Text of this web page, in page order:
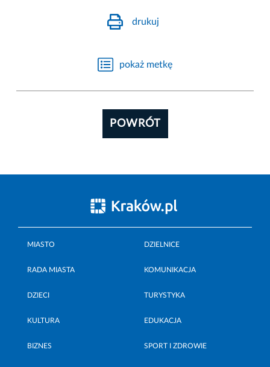
drukuj
pokaż metkę
POWRÓT
MIASTO DZIELNICE
RADA MIASTA KOMUNIKACJA
DZIECI TURYSTYKA
KULTURA EDUKACJA
BIZNES SPORT I ZDROWIE